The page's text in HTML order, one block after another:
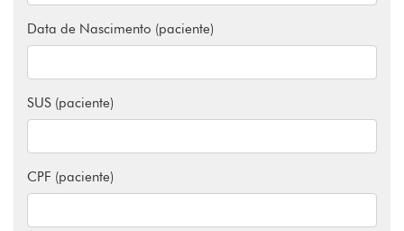
Data de Nascimento (paciente)
SUS (paciente)
CPF (paciente)